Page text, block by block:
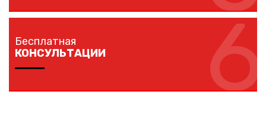
способом: наличными, банковской карточкой,
безналичным расчетом.
6
Бесплатная
КОНСУЛЬТАЦИИ